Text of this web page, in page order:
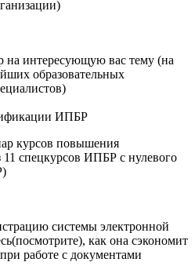
на интересующую вас тему (на
образовательных
ИПБР
курсов повышения
спецкурсов ИПБР с нулевого
системы электронной
как она сэкономит
работе с документами